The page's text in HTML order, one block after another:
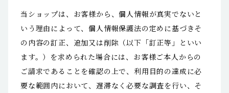
当ショップは、お客様から、個人情報が真実でないと
いう理由によって、個人情報保護法の定めに基づきそ
の内容の訂正、追加又は削除（以下「訂正等」といい
ます。）を求められた場合には、お客様ご本人からの
ご請求であることを確認の上で、利用目的の達成に必
要な範囲内において、遅滞なく必要な調査を行い、そ